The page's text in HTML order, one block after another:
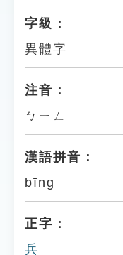
字級：
異體字
注音：
ㄅㄧㄥ
漢語拼音：
bīng
正字：
兵